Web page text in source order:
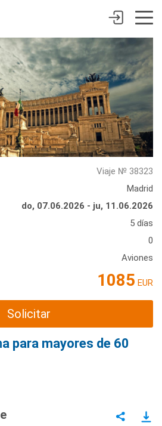
Viaje № 38323
Madrid
do, 07.06.2026 - ju, 11.06.2026
5 días
0
Aviones
1085 EUR
Solicitar
para mayores de 60